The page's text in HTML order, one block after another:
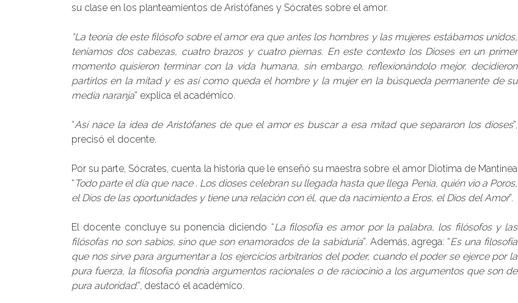
su clase en los planteamientos de Aristófanes y Sócrates sobre el amor.
“La teoría de este filósofo sobre el amor era que antes los hombres y las mujeres estábamos unidos,
teníamos dos cabezas, cuatro brazos y cuatro piernas. En este contexto los Dioses en un primer
momento quisieron terminar con la vida humana, sin embargo, reflexionándolo mejor, decidieron
partirlos en la mitad y es así como queda el hombre y la mujer en la búsqueda permanente de su
media naranja” explica el académico.
“Así nace la idea de Aristófanes de que el amor es buscar a esa mitad que separaron los dioses”,
precisó el docente.
Por su parte, Sócrates, cuenta la historia que le enseñó su maestra sobre el amor Diotima de Mantinea
“ Todo parte el día que nace . Los dioses celebran su llegada hasta que llega Penia, quién vio a Poros,
el Dios de las oportunidades y tiene una relación con él, que da nacimiento a Eros, el Dios del Amor”.
El docente concluye su ponencia diciendo “La filosofía es amor por la palabra, los filósofos y las
filósofas no son sabios, sino que son enamorados de la sabiduría”. Además, agrega: “Es una filosofía
que nos sirve para argumentar a los ejercicios arbitrarios del poder, cuando el poder se ejerce por la
pura fuerza, la filosofía pondría argumentos racionales o de raciocinio a los argumentos que son de
pura autoridad.”, destacó el académico.